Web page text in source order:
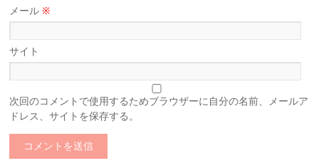
メール ※
サイト
次回のコメントで使用するためブラウザーに自分の名前、メールア
ドレス、サイトを保存する。